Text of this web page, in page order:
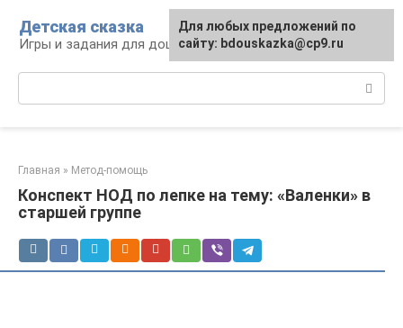
контенту
Детская сказка
Игры и задания для дошкольников
Главная » Метод-помощь
Конспект НОД по лепке на тему: «Валенки» в
старшей группе
Для любых предложений по
сайту: bdouskazka@cp9.ru